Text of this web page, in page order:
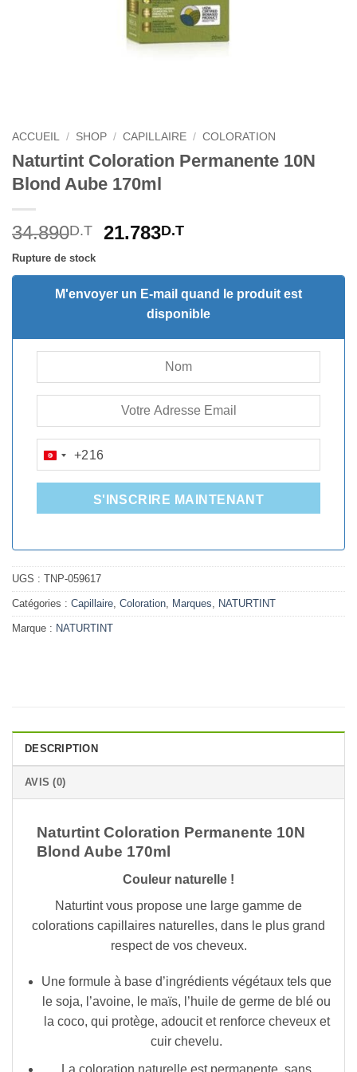
ACCUEIL / SHOP / CAPILLAIRE / COLORATION
Naturtint Coloration Permanente 10N
Blond Aube 170ml
34.890D.T
Le
initial
était :
34.890D.T.
21.783D.TLe
actuel
est :
21.783D.T.
Rupture de stock
M'envoyer un E-mail quand le produit est
disponible
TUNISIA
+216
+216
S'INSCRIRE MAINTENANT
UGS : TNP-059617
Catégories : Capillaire, Coloration, Marques, NATURTINT
Marque : NATURTINT
DESCRIPTION
AVIS (0)
Naturtint Coloration Permanente 10N
Blond Aube 170ml
Couleur naturelle !
Naturtint vous propose une large gamme de
colorations capillaires naturelles, dans le plus grand
respect de vos cheveux.
Une formule à base d’ingrédients végétaux tels que
le soja, l’avoine, le maïs, l’huile de germe de blé ou
la coco, qui protège, adoucit et renforce cheveux et
cuir chevelu.
La coloration naturelle est permanente, sans